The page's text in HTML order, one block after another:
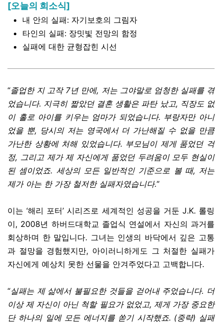
[오늘의 희소식]
내 안의 실패: 자기보호의 그림자
타인의 실패: 장밋빛 전망의 함정
실패에 대한 균형잡힌 시선
“졸업한 지 고작 7년 만에, 저는 그야말로 엄청한 실패를 겪
었습니다. 지극히 짧았던 결혼 생활은 파탄 났고, 직장도 없
이 홀로 아이를 키우는 엄마가 되었습니다. 부랑자만 아니
었을 뿐, 당시의 저는 영국에서 더 가난해질 수 없을 만큼
가난한 상황에 처해 있었습니다. 부모님이 제게 품었던 걱
정, 그리고 제가 제 자신에게 품었던 두려움이 모두 현실이
된 셈이었죠. 세상의 모든 일반적인 기준으로 볼 때, 저는
제가 아는 한 가장 철저한 실패자였습니다.”
이는 ‘해리 포터’ 시리즈로 세계적인 성공을 거둔 J.K. 롤링
이, 2008년 하버드대학교 졸업식 연설에서 자신의 과거를
회상하며 한 말입니다. 그녀는 인생의 바닥에서 깊은 고통
과 절망을 경험했지만, 아이러니하게도 그 처절한 실패가
자신에게 예상치 못한 선물을 안겨주었다고 고백합니다.
“실패는 제 삶에서 불필요한 것들을 걷어내 주었습니다. 더
이상 제 자신이 아닌 척할 필요가 없었고, 제게 가장 중요한
단 하나의 일에 모든 에너지를 쏟기 시작했죠. (중략) 실패